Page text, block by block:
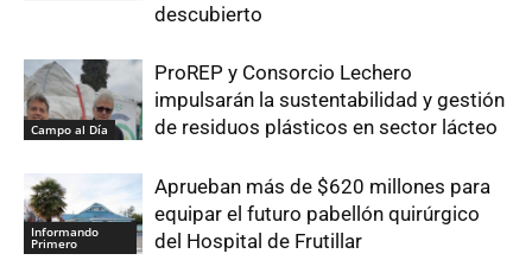
descubierto
Campo al Día
ProREP y Consorcio Lechero
impulsarán la sustentabilidad y gestión
de residuos plásticos en sector lácteo
Informando
Primero
Aprueban más de $620 millones para
equipar el futuro pabellón quirúrgico
del Hospital de Frutillar